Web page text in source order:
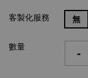
客製化服務 無
數量 -